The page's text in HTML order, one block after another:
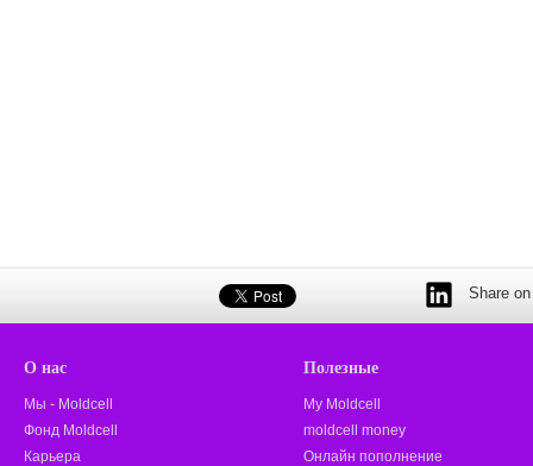
Share
О нас
Мы - Moldcell
Фонд Moldcell
Карьера
Полезные
My Moldcell
moldcell money
Онлайн пополнение